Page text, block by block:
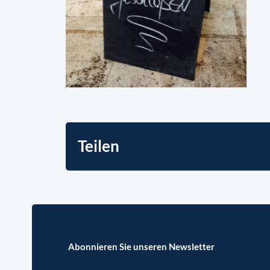
Teilen
Abonnieren Sie unseren Newsletter